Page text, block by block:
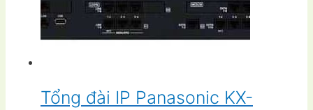
Tổng đài IP Panasonic KX-